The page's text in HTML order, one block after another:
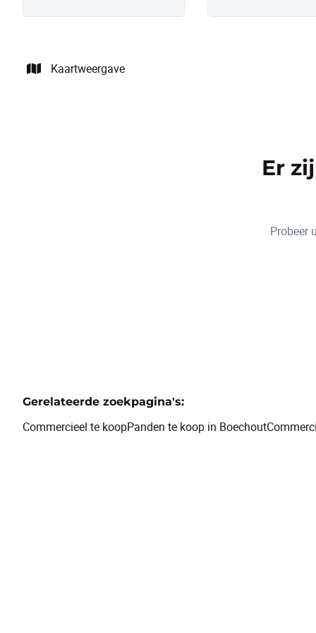
Kaartweergave
Er
Probeer
Gerelateerde zoekpagina's:
Commercieel te koopPanden te koop in Boechout